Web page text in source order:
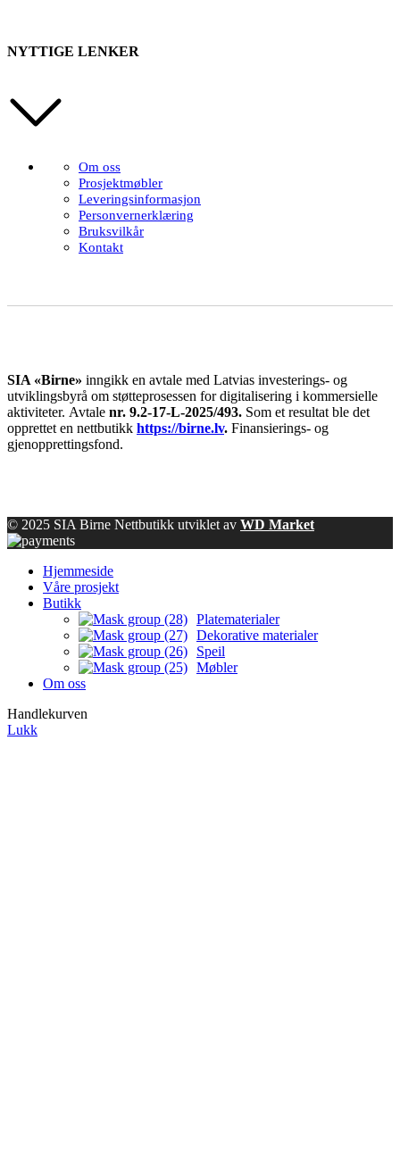
NYTTIGE LENKER
Om oss
Prosjektmøbler
Leveringsinformasjon
Personvernerklæring
Bruksvilkår
Kontakt
SIA «Birne» inngikk en avtale med Latvias investerings- og
utviklingsbyrå om støtteprosessen for digitalisering i kommersielle
aktiviteter. Avtale nr. 9.2-17-L-2025/493. Som et resultat ble det
opprettet en nettbutikk https://birne.lv. Finansierings- og
gjenopprettingsfond.
© 2025 SIA Birne Nettbutikk utviklet av WD Market
Hjemmeside
Våre prosjekt
Butikk
Platematerialer
Dekorative materialer
Speil
Møbler
Om oss
Handlekurven
Lukk